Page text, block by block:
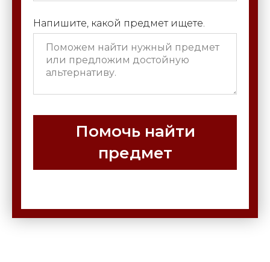
Напишите, какой предмет ищете.
Помочь найти
предмет